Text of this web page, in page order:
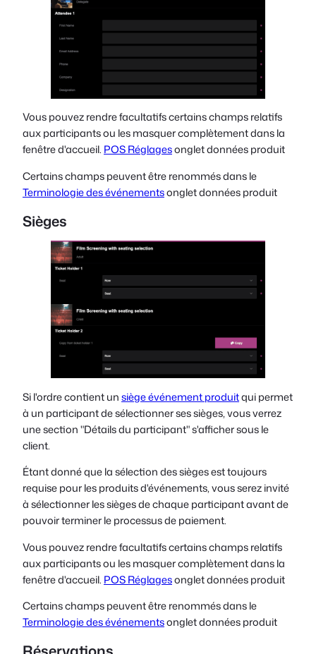
Vous pouvez rendre facultatifs certains champs relatifs
aux participants ou les masquer complètement dans la
fenêtre d'accueil. POS Réglagesonglet données produit
Certains champs peuvent être renommés dans le
Terminologie des événementsonglet données produit
Sièges
Si l'ordre contient unsiège événement produitqui permet
à un participant de sélectionner ses sièges, vous verrez
une section "Détails du participant" s'afficher sous le
client.
Étant donné que la sélection des sièges est toujours
requise pour les produits d'événements, vous serez invité
à sélectionner les sièges de chaque participant avant de
pouvoir terminer le processus de paiement.
Vous pouvez rendre facultatifs certains champs relatifs
aux participants ou les masquer complètement dans la
fenêtre d'accueil. POS Réglagesonglet données produit
Certains champs peuvent être renommés dans le
Terminologie des événementsonglet données produit